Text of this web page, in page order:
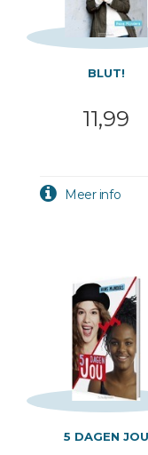
BLUT!
11,99
5 DAGEN JOU